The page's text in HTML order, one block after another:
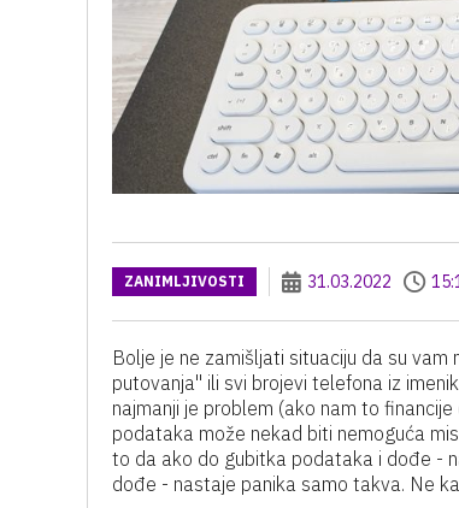
ZANIMLJIVOSTI 31.03.2022
Bolje je ne zamišljati situaciju da su
putovanja'' ili svi brojevi telefona iz
najmanji je problem (ako nam to
podataka može nekad biti nemoguća
to da ako do gubitka podataka i dođe -
dođe - nastaje panika samo takva. Ne